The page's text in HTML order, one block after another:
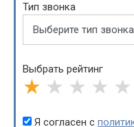
Тип звонка
Выбрать рейтинг
★ ★ ★ ★ ★
Я согласен с